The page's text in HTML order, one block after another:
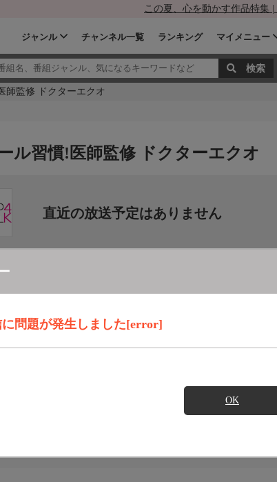
この夏、心を動かす作品特集 |
ジャンル チャンネル一覧 ランキング マイメニュー
師監修 ドクターエクオ
問題が発生しました[error]
OK
ル習慣!医師監修 ドクターエクオ
直近の放送予定はありません